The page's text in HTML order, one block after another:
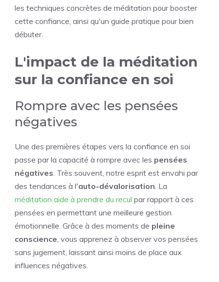
les techniques concrètes de méditation pour booster
cette confiance, ainsi qu'un guide pratique pour bien
débuter.
L'impact de la méditation
sur la confiance en soi
Rompre avec les pensées
négatives
Une des premières étapes vers la confiance en soi
passe par la capacité à rompre avec les pensées
négatives. Très souvent, notre esprit est envahi par
des tendances à l'auto-dévalorisation. La
méditation aide à prendre du recul par rapport à ces
pensées en permettant une meilleure gestion
émotionnelle. Grâce à des moments de pleine
conscience, vous apprenez à observer vos pensées
sans jugement, laissant ainsi moins de place aux
influences négatives.